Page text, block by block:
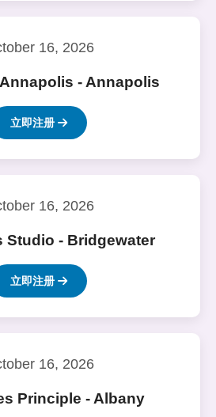
16, 2026
- Annapolis
立即注册
16, 2026
Studio - Bridgewater
立即注册
16, 2026
Principle - Albany